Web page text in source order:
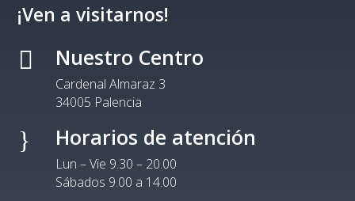
¡Ven a visitarnos!
 Nuestro Centro
Cardenal Almaraz 3
34005 Palencia
} Horarios de atención
Lun – Vie 9.30 – 20.00
Sábados 9.00 a 14.00